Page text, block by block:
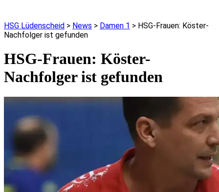
HSG Lüdenscheid > News > Damen 1 > HSG-Frauen: Köster-
Nachfolger ist gefunden
HSG-Frauen: Köster-
Nachfolger ist gefunden